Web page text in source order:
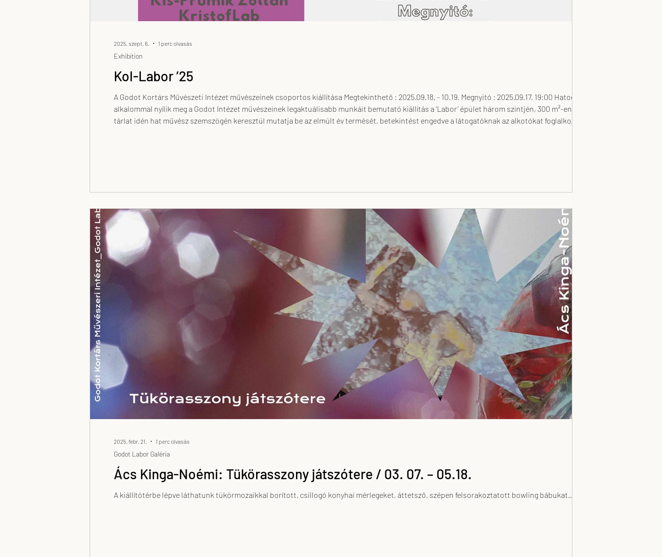
Kol-Labor ’25
A Godot Kortárs Művészeti Intézet művészeinek csoportos kiállítása Megtekinthető : 2025.09.18. - 10.19. Megnyitó : 2025.09.17. 19:00 Hatodik
alkalommal nyílik meg a Godot Intézet művészeinek legaktuálisabb munkáit bemutató kiállítás a ‘Labor’ épület három szintjén, 300 m²-en. A
tárlat idén hat művész szemszögén keresztül mutatja be az elmúlt év termését, betekintést engedve a látogatóknak az alkotókat foglalkoztató
Exhibition
2025. szept. 6. 1 perc olvasás
Ács Kinga-Noémi: Tükörasszony játszótere / 03. 07. – 05.18.
A kiállítótérbe lépve láthatunk tükörmozaikkal borított, csillogó konyhai mérlegeket, áttetsző, szépen felsorakoztatott bowling bábukat...
Godot Labor Galéria
2025. febr. 21. 1 perc olvasás